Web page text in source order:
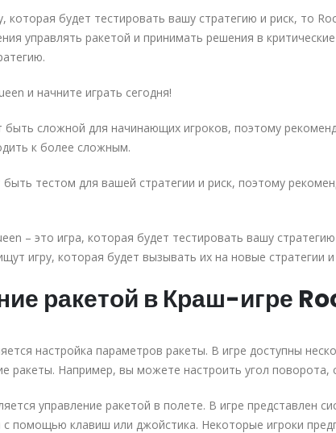
которая будет тестировать вашу стратегию и риск, то
управлять ракетой и принимать решения в
и начните играть сегодня!
сложной для начинающих игроков, поэтому
к более сложным.
тестом для вашей стратегии и риск, поэтому
– это игра, которая будет тестировать вашу
игру, которая будет вызывать их на новые стратегии и
ракетой в Краш-игре
настройка параметров ракеты. В игре доступны
ракеты. Например, вы можете настроить угол поворота,
управление ракетой в полете. В игре представлен
с помощью клавиш или джойстика. Некоторые игроки